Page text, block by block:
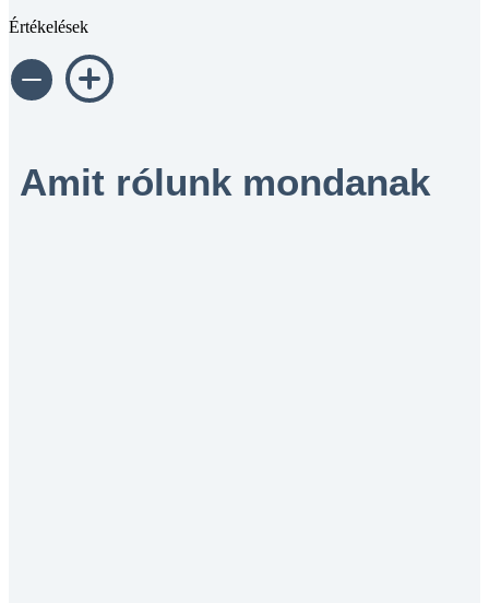
Értékelések
Amit rólunk mondanak